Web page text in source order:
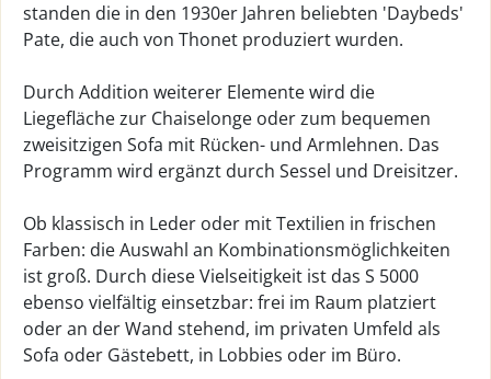
standen die in den 1930er Jahren beliebten 'Daybeds'
Pate, die auch von Thonet produziert wurden.
Durch Addition weiterer Elemente wird die
Liegefläche zur Chaiselonge oder zum bequemen
zweisitzigen Sofa mit Rücken- und Armlehnen. Das
Programm wird ergänzt durch Sessel und Dreisitzer.
Ob klassisch in Leder oder mit Textilien in frischen
Farben: die Auswahl an Kombinationsmöglichkeiten
ist groß. Durch diese Vielseitigkeit ist das S 5000
ebenso vielfältig einsetzbar: frei im Raum platziert
oder an der Wand stehend, im privaten Umfeld als
Sofa oder Gästebett, in Lobbies oder im Büro.